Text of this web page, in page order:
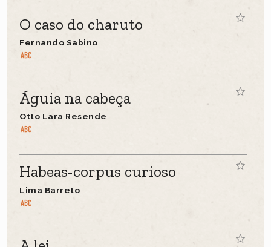
O caso do charuto
Fernando Sabino
Águia na cabeça
Otto Lara Resende
Habeas-corpus curioso
Lima Barreto